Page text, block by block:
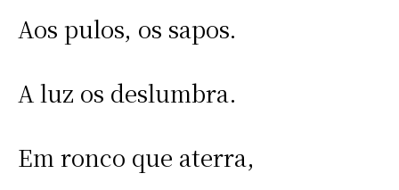
Aos pulos, os sapos.
A luz os deslumbra.
Em ronco que aterra,